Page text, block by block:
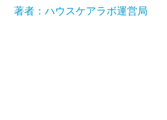
著者：ハウスケアラボ運営局